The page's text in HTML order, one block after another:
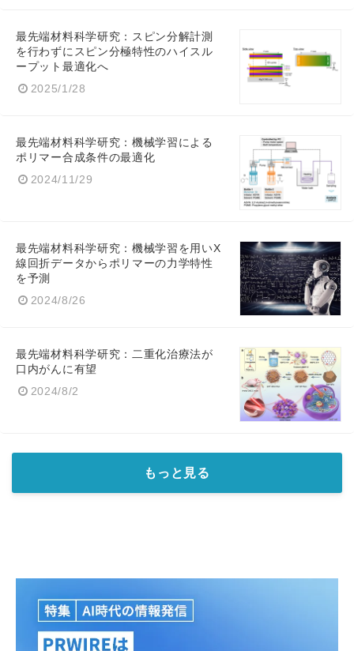
最先端材料科学研究：スピン分解計測
を行わずにスピン分極特性のハイスル
ープット最適化へ
2025/1/28
最先端材料科学研究：機械学習による
ポリマー合成条件の最適化
2024/11/29
最先端材料科学研究：機械学習を用いX
線回折データからポリマーの力学特性
を予測
2024/8/26
最先端材料科学研究：二重化治療法が
口内がんに有望
2024/8/2
もっと見る